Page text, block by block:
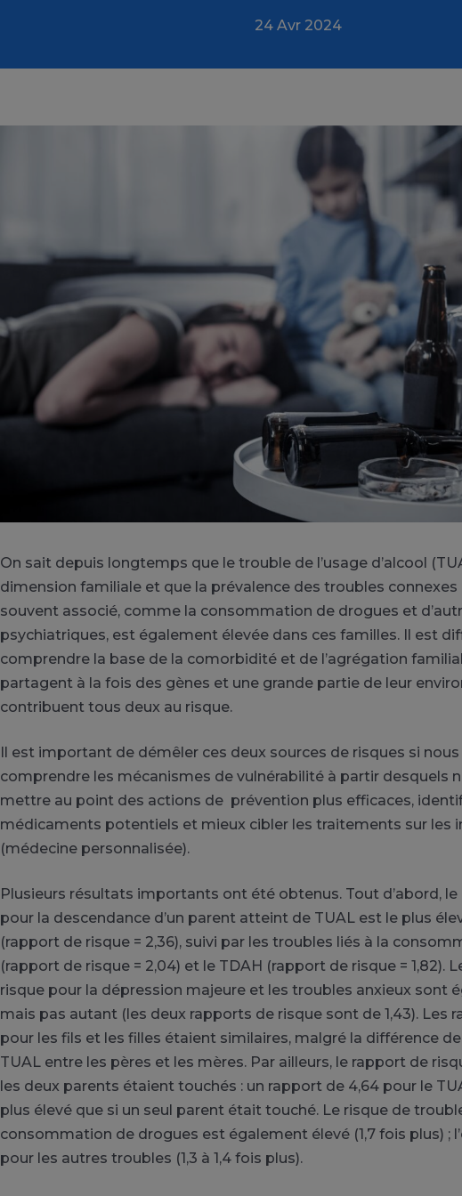
24 Avr 2024
On sait depuis longtemps que le trouble de l’usage d’alcool
dimension familiale et que la prévalence des troubles connexes
souvent associé, comme la consommation de drogues et
psychiatriques, est également élevée dans ces familles. Il est
comprendre la base de la comorbidité et de l’agrégation
partagent à la fois des gènes et une grande partie de leur
contribuent tous deux au risque.
Il est important de démêler ces deux sources de risques si
comprendre les mécanismes de vulnérabilité à partir desquels
mettre au point des actions de prévention plus efficaces,
médicaments potentiels et mieux cibler les traitements sur les
(médecine personnalisée).
Plusieurs résultats importants ont été obtenus. Tout d’abord,
pour la descendance d’un parent atteint de TUAL est le plus
(rapport de risque = 2,36), suivi par les troubles liés à la
(rapport de risque = 2,04) et le TDAH (rapport de risque = 1,82).
risque pour la dépression majeure et les troubles anxieux sont
mais pas autant (les deux rapports de risque sont de 1,43). Les
pour les fils et les filles étaient similaires, malgré la différence
TUAL entre les pères et les mères. Par ailleurs, le rapport de
les deux parents étaient touchés : un rapport de 4,64 pour le
plus élevé que si un seul parent était touché. Le risque de
consommation de drogues est également élevé (1,7 fois plus) ;
pour les autres troubles (1,3 à 1,4 fois plus).